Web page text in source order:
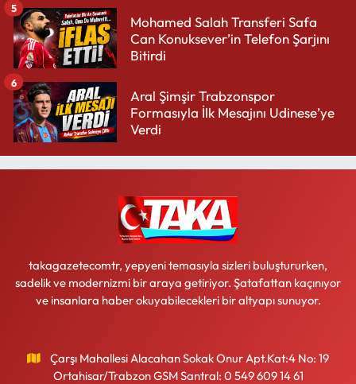
Mohamed Salah Transferi Safa
Can Konuksever’in Telefon Şarjını
Bitirdi
5
Aral Şimşir Trabzonspor
Formasıyla İlk Mesajını Udinese’ye
Verdi
6
takagazetecomtr, yepyeni temasıyla sizleri buluştururken,
sadelik ve modernizmi bir araya getiriyor. Şatafattan kaçınıyor
ve insanlara haber okuyabilecekleri bir altyapı sunuyor.
Çarşı Mahallesi Alacahan Sokak Onur Apt.Kat:4 No: 19
Ortahisar/Trabzon GSM Santral: 0 549 609 14 61